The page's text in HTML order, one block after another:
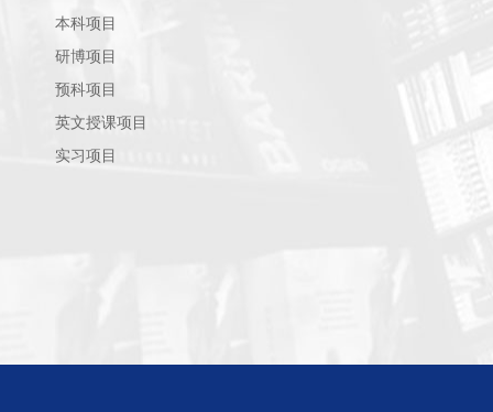
本科项目
研博项目
预科项目
英文授课项目
实习项目